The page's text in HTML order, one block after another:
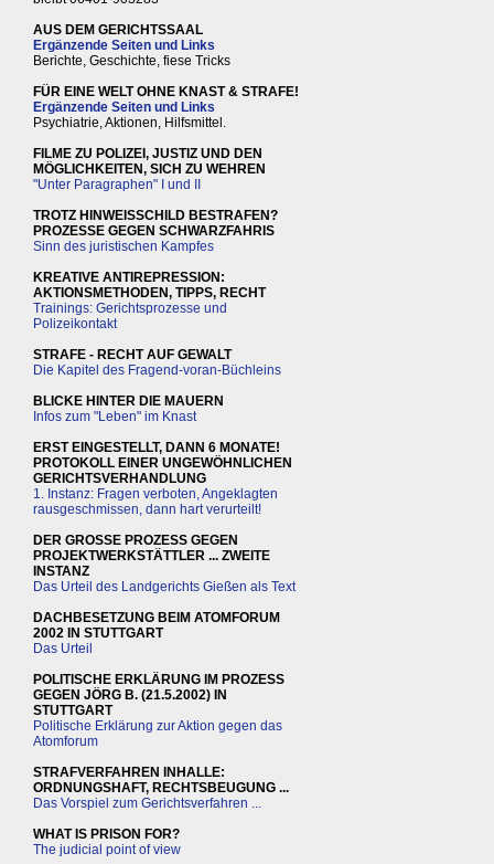
AUS DEM GERICHTSSAAL
Ergänzende Seiten und Links
Berichte, Geschichte, fiese Tricks
FÜR EINE WELT OHNE KNAST & STRAFE!
Ergänzende Seiten und Links
Psychiatrie, Aktionen, Hilfsmittel.
FILME ZU POLIZEI, JUSTIZ UND DEN
MÖGLICHKEITEN, SICH ZU WEHREN
"Unter Paragraphen" I und II
TROTZ HINWEISSCHILD BESTRAFEN?
PROZESSE GEGEN SCHWARZFAHRIS
Sinn des juristischen Kampfes
KREATIVE ANTIREPRESSION:
AKTIONSMETHODEN, TIPPS, RECHT
Trainings: Gerichtsprozesse und
Polizeikontakt
STRAFE - RECHT AUF GEWALT
Die Kapitel des Fragend-voran-Büchleins
BLICKE HINTER DIE MAUERN
Infos zum "Leben" im Knast
ERST EINGESTELLT, DANN 6 MONATE!
PROTOKOLL EINER UNGEWÖHNLICHEN
GERICHTSVERHANDLUNG
1. Instanz: Fragen verboten, Angeklagten
rausgeschmissen, dann hart verurteilt!
DER GROSSE PROZESS GEGEN
PROJEKTWERKSTÄTTLER ... ZWEITE
INSTANZ
Das Urteil des Landgerichts Gießen als Text
DACHBESETZUNG BEIM ATOMFORUM
2002 IN STUTTGART
Das Urteil
POLITISCHE ERKLÄRUNG IM PROZESS
GEGEN JÖRG B. (21.5.2002) IN
STUTTGART
Politische Erklärung zur Aktion gegen das
Atomforum
STRAFVERFAHREN INHALLE:
ORDNUNGSHAFT, RECHTSBEUGUNG ...
Das Vorspiel zum Gerichtsverfahren ...
WHAT IS PRISON FOR?
The judicial point of view